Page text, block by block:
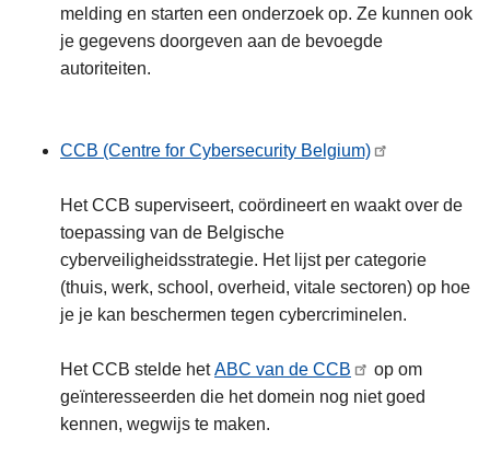
melding en starten een onderzoek op. Ze kunnen ook
je gegevens doorgeven aan de bevoegde
autoriteiten.
CCB (Centre for Cybersecurity Belgium)
Het CCB superviseert, coördineert en waakt over de
toepassing van de Belgische
cyberveiligheidsstrategie. Het lijst per categorie
(thuis, werk, school, overheid, vitale sectoren) op hoe
je je kan beschermen tegen cybercriminelen.
Het CCB stelde hetABC van de CCB
op om
geïnteresseerden die het domein nog niet goed
kennen, wegwijs te maken.